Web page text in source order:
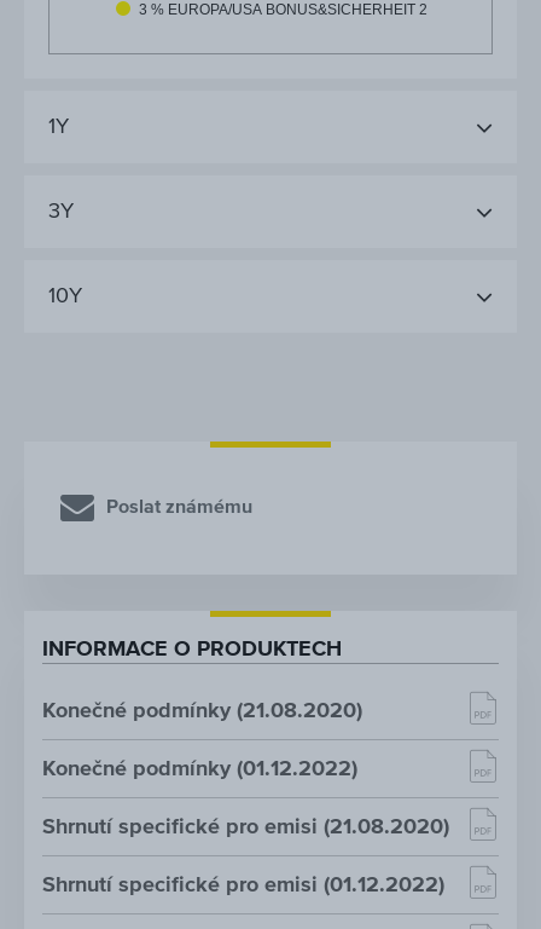
3 % EUROPA/USA BONUS&SICHERHEIT 2
1Y
3Y
10Y
Poslat známému
INFORMACE O PRODUKTECH
Konečné podmínky (21.08.2020)
Konečné podmínky (01.12.2022)
Shrnutí specifické pro emisi (21.08.2020)
Shrnutí specifické pro emisi (01.12.2022)